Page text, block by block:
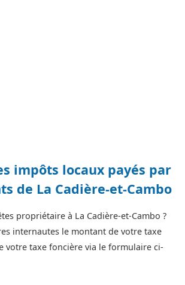
impôts locaux payés par
de La Cadière-et-Cambo
propriétaire à La Cadière-et-Cambo ?
internautes le montant de votre taxe
votre taxe foncière via le formulaire ci-